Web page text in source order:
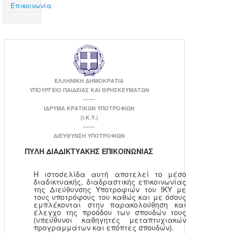
Επικοινωνία
ΕΛΛΗΝΙΚΗ ΔΗΜΟΚΡΑΤΙΑ
ΥΠΟΥΡΓΕΙΟ ΠΑΙΔΕΙΑΣ ΚΑΙ ΘΡΗΣΚΕΥΜΑΤΩΝ
------
ΙΔΡΥΜΑ ΚΡΑΤΙΚΩΝ ΥΠΟΤΡΟΦΙΩΝ
(Ι.Κ.Υ.)
------
ΔΙΕΥΘΥΝΣΗ ΥΠΟΤΡΟΦΙΩΝ
ΠΥΛΗ ΔΙΑΔΙΚΤΥΑΚΗΣ ΕΠΙΚΟΙΝΩΝΙΑΣ
Η ιστοσελίδα αυτή αποτελεί το μέσο
διαδικτυακής, διαδραστικής επικοινωνίας
της Διεύθυνσης Υποτροφιών του ΙΚΥ με
τους υποτρόφους του καθώς και με όσους
εμπλέκονται στην παρακολούθηση και
έλεγχο της προόδου των σπουδών τους
(υπεύθυνοι καθηγητές μεταπτυχιακών
προγραμμάτων και επόπτες σπουδών).